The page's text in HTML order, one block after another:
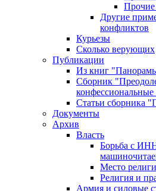
Прочие
Другие
конфликтов
Курьезы
Сколько верующих
Публикации
Из книг
Сборник
Статьи сборника
Документы
Архив
Власть
Борьба с
Место
Религия и
Армия и силовые